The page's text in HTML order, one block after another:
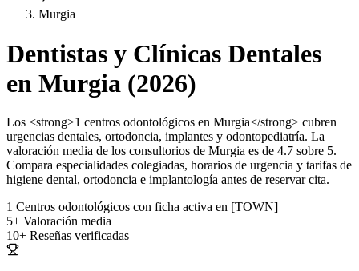
Murgia
Dentistas y Clínicas Dentales
en Murgia (2026)
Los <strong>1 centros odontológicos en Murgia</strong> cubren
urgencias dentales, ortodoncia, implantes y odontopediatría. La
valoración media de los consultorios de Murgia es de 4.7 sobre 5.
Compara especialidades colegiadas, horarios de urgencia y tarifas de
higiene dental, ortodoncia e implantología antes de reservar cita.
1 Centros odontológicos con ficha activa en [TOWN]
5+ Valoración media
10+ Reseñas verificadas